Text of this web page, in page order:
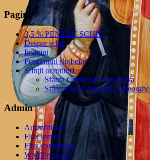
Pagini
3,5 % PENTRU SCHIT
Despre schit
Imagini
Programul slujbelor
Sfinţii ocrotitori
Sfânta Cuvioasă Parascheva
Sfântul Mare Mucenic Gheorghe
Admin
Autentificare
Flux intrări
Flux comentarii
WordPress.org